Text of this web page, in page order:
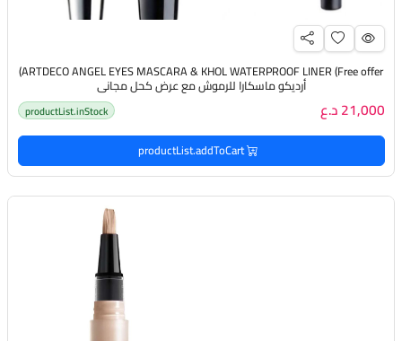
ARTDECO ANGEL EYES MASCARA & KHOL WATERPROOF LINER (Free offer)
أرديكو ماسكارا للرموش مع عرض كحل مجاني
21,000 د.ع productList.inStock
productList.addToCart